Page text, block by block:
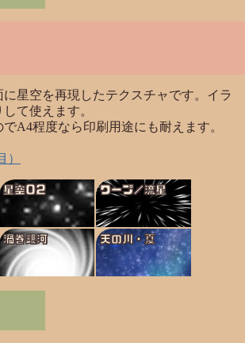
星空を再現したテクスチャです。イラ
て使えます。
A4程度なら印刷用途にも耐えます。
）
星空02 ワープ／流星
渦巻銀河 天の川・夏